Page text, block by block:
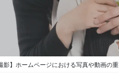
影】ホームページにおける写真や動画の